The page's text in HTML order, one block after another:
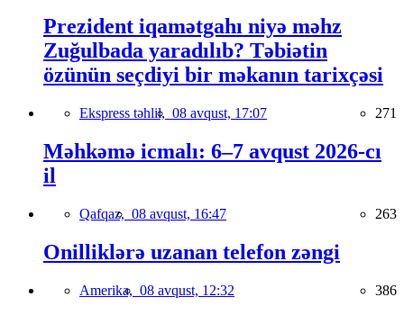
Prezident iqamətgahı niyə məhz
Zuğulbada yaradılıb? Təbiətin
özünün seçdiyi bir məkanın tarixçəsi
Ekspress təhlil, 08 avqust, 17:07 271
Məhkəmə icmalı: 6–7 avqust 2026-cı
il
Qafqaz, 08 avqust, 16:47 263
Onilliklərə uzanan telefon zəngi
Amerika, 08 avqust, 12:32 386